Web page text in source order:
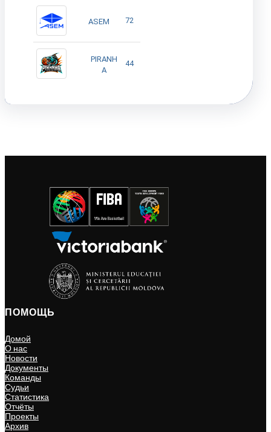
ASEM 72
PIRANH
A
44
ПОМОЩЬ
Домой
О нас
Новости
Документы
Команды
Судьи
Статистика
Отчёты
Проекты
Архив